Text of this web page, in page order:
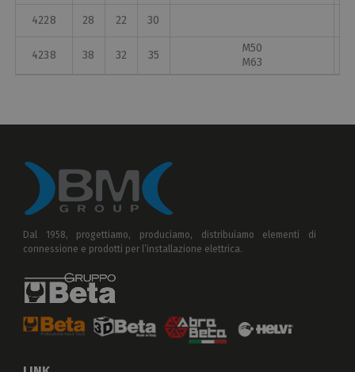
4228 28 22 30
4238 38 32 35
M50
M63
Dal 1958, progettiamo, produciamo, distribuiamo elementi di
connessione e prodotti per l’installazione elettrica.